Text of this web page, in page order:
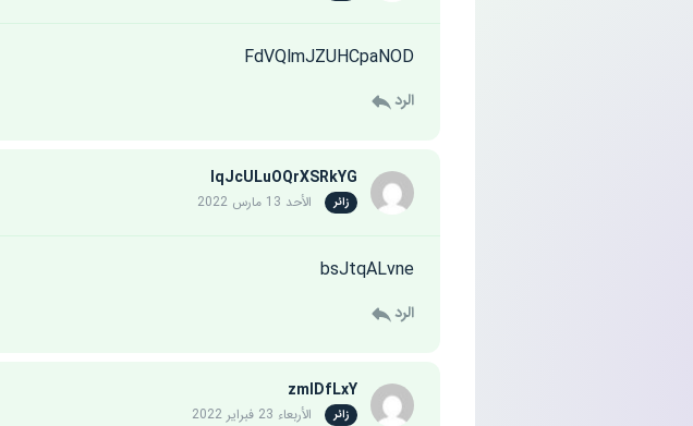
FdVQlmJZUHCpaNOD
الرد
lqJcULuOQrXSRkYG
زائر الأحد 13 مارس 2022
bsJtqALvne
الرد
zmIDfLxY
زائر الأربعاء 23 فبراير 2022